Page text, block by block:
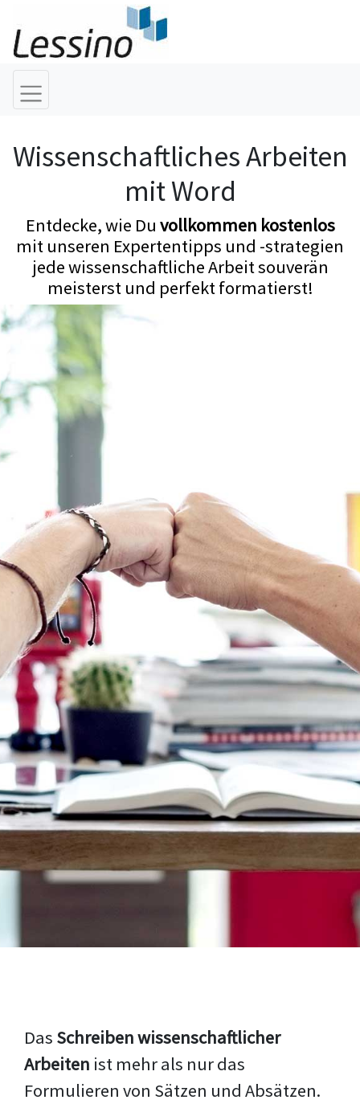
Wissenschaftliches Arbeiten
mit Word
Entdecke, wie Du vollkommen kostenlos
mit unseren Expertentipps und -strategien
jede wissenschaftliche Arbeit souverän
meisterst und perfekt formatierst!
Das Schreiben wissenschaftlicher
Arbeiten ist mehr als nur das
Formulieren von Sätzen und Absätzen.